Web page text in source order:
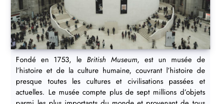
Fondé en 1753, leBritish Museum, est un musée de
l’histoire et de la culture humaine, couvrant l’histoire de
presque toutes les cultures et civilisations passées et
actuelles. Le musée compte plus de sept millions d’objets